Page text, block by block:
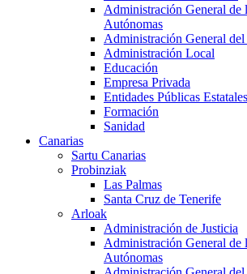
Administración General de
Autónomas
Administración General del
Administración Local
Educación
Empresa Privada
Entidades Públicas Estatales
Formación
Sanidad
Canarias
Sartu Canarias
Probinziak
Las Palmas
Santa Cruz de Tenerife
Arloak
Administración de Justicia
Administración General de
Autónomas